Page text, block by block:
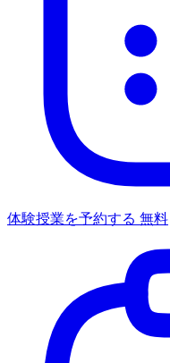
体験授業を予約する 無料